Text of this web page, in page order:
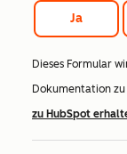
Ja
Dieses Formular
Dokumentation
zu HubSpot